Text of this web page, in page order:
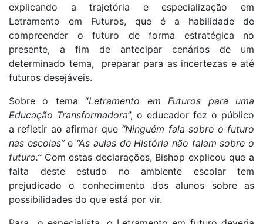
explicando a trajetória e especialização em
Letramento em Futuros, que é a habilidade de
compreender o futuro de forma estratégica no
presente, a fim de antecipar cenários de um
determinado tema, preparar para as incertezas e até
futuros desejáveis.
Sobre o tema “Letramento em Futuros para uma
Educação Transformadora”, o educador fez o público
a refletir ao afirmar que “Ninguém fala sobre o futuro
nas escolas”e “As aulas de História não falam sobre o
futuro.”Com estas declarações, Bishop explicou que a
falta deste estudo no ambiente escolar tem
prejudicado o conhecimento dos alunos sobre as
possibilidades do que está por vir.